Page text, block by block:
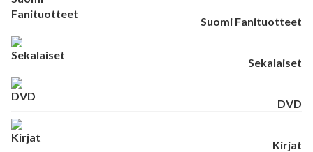
Suomi Fanituotteet
Sekalaiset
DVD
Kirjat